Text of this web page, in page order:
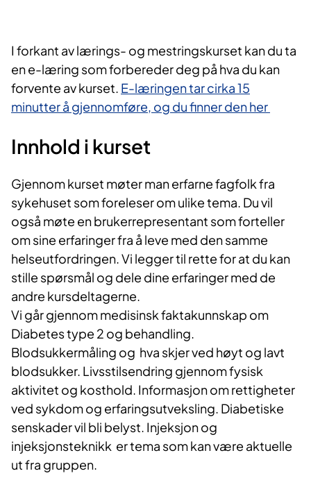
I forka​nt av lærings- og mestringskurset kan du ta
en e-læring som forbereder deg på hva du kan
forvente av kurset. E-læringen tar cirka 15
minutter å gjennomføre, og du finner den her​
Innhold i kurset​
Gjenno​m kurset møter man erfarne fagfolk fra
sykehuset som foreleser om ulike tema. Du vil
også møte en brukerrepresentant som forteller
om sine erfaringer fra å leve med den samme
helseutfordringen. Vi legger til rette for at du kan
stille spørsmål og dele dine erfaringer med de
andre kursdeltagerne.​
Vi går gjennom medisinsk faktakunnskap om
Diabetes type 2 og behandling.
Blodsukkermåling og hva skjer ved høyt og lavt
blodsukker. Livsstilsendring gjennom fysisk
aktivitet og kosthold. Informasjon om rettigheter
ved sykdom og erfaringsutveksling. Diabetiske
senskader vil bli belyst. Injeksjon og
injeksjonsteknikk er tema som kan være aktuelle
ut fra gruppen.